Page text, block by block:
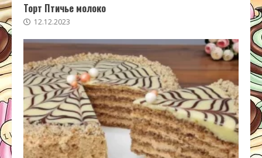
Торт Птичье молоко
12.12.2023